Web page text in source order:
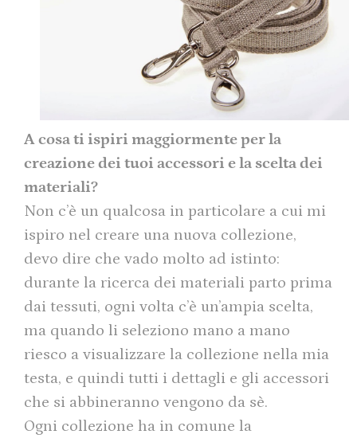
A cosa ti ispiri maggiormente per la
creazione dei tuoi accessori e la scelta dei
materiali?
Non c’è un qualcosa in particolare a cui mi
ispiro nel creare una nuova collezione,
devo dire che vado molto ad istinto:
durante la ricerca dei materiali parto prima
dai tessuti, ogni volta c’è un’ampia scelta,
ma quando li seleziono mano a mano
riesco a visualizzare la collezione nella mia
testa, e quindi tutti i dettagli e gli accessori
che si abbineranno vengono da sè.
Ogni collezione ha in comune la